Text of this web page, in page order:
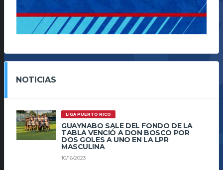
NOTICIAS
LIGA PUERTO RICO
GUAYNABO SALE DEL FONDO DE LA
TABLA VENCIÓ A DON BOSCO POR
DOS GOLES A UNO EN LA LPR
MASCULINA
10/16/2023